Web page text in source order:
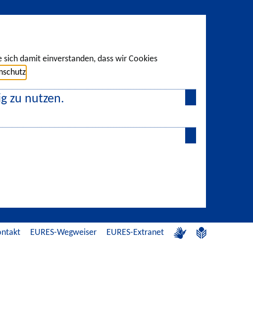
damit einverstanden, dass wir Cookies
zu nutzen.
EURES-Wegweiser EURES-Extranet